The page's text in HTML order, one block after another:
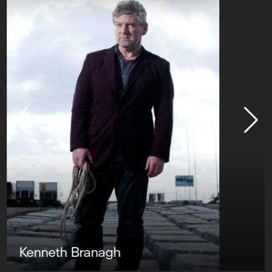
Kenneth Branagh